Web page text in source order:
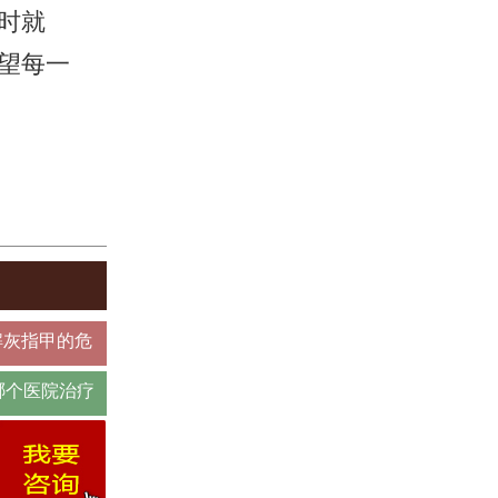
就
每一
指甲的危
医院治疗